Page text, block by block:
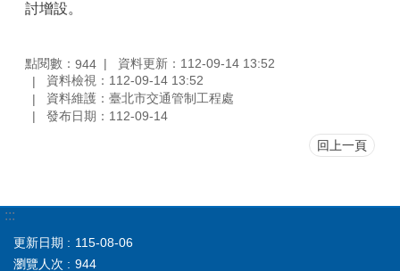
討增設。
點閱數： 944
資料更新：112-09-14 13:52
資料檢視：112-09-14 13:52
資料維護：臺北市交通管制工程處
發布日期：112-09-14
回上一頁
:::
更新日期
115-08-06
瀏覽人次
944